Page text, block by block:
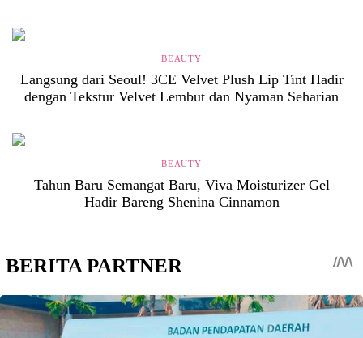
BEAUTY
Langsung dari Seoul! 3CE Velvet Plush Lip Tint Hadir
dengan Tekstur Velvet Lembut dan Nyaman Seharian
BEAUTY
Tahun Baru Semangat Baru, Viva Moisturizer Gel
Hadir Bareng Shenina Cinnamon